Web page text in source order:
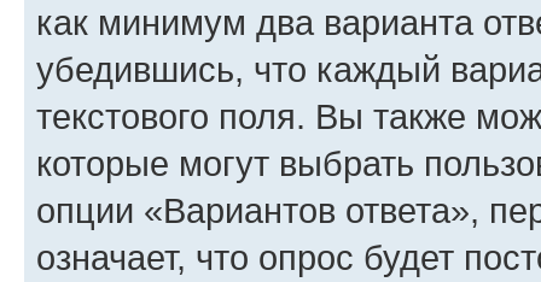
как минимум два варианта
убедившись, что каждый
текстового поля. Вы также
которые могут выбрать
опции «Вариантов ответа»,
означает, что опрос будет